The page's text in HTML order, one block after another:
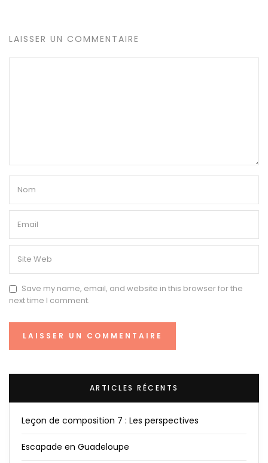
LAISSER UN COMMENTAIRE
Save my name, email, and website in this browser for the
next time I comment.
ARTICLES RÉCENTS
Leçon de composition 7 : Les perspectives
Escapade en Guadeloupe